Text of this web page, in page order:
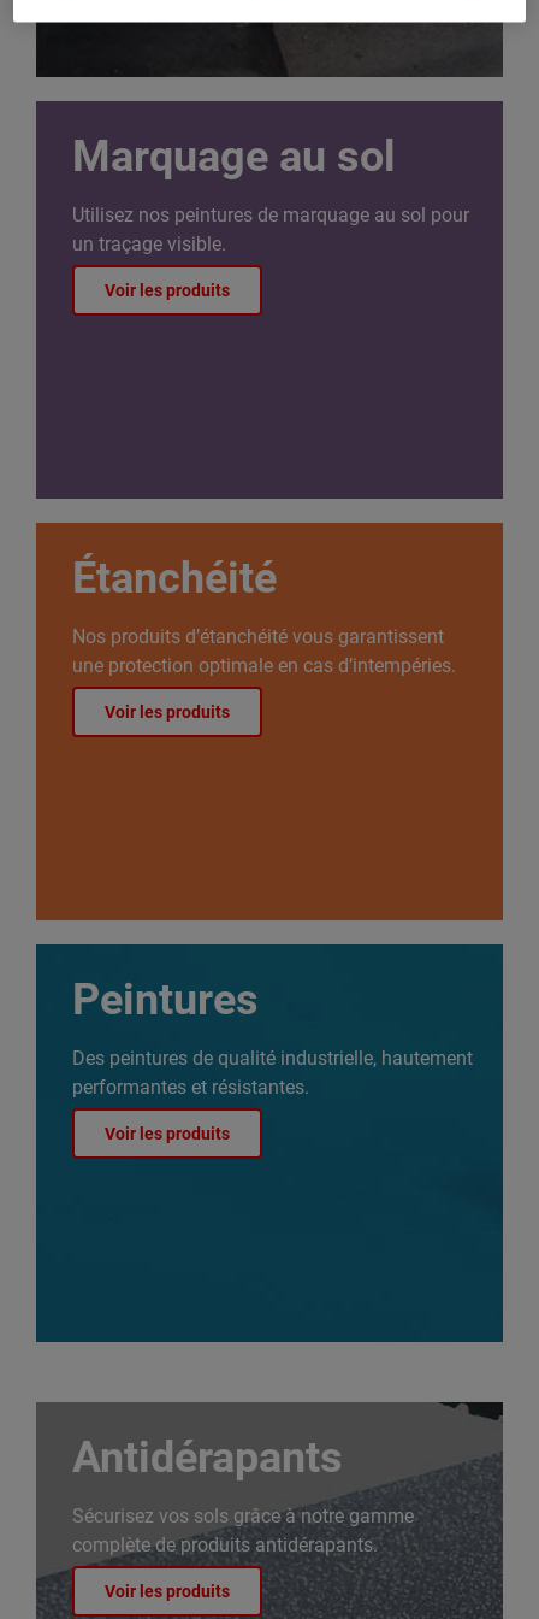
Marquage au sol
Utilisez nos peintures de marquage au sol pour
un traçage visible.
Voir les produits
Étanchéité
Nos produits d’étanchéité vous garantissent
une protection optimale en cas d’intempéries.
Voir les produits
Peintures
Des peintures de qualité industrielle, hautement
performantes et résistantes.
Voir les produits
Antidérapants
Sécurisez vos sols grâce à notre gamme
complète de produits antidérapants.
Voir les produits